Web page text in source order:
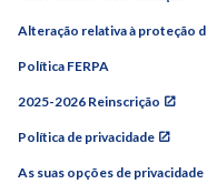
Alteração relativa à proteção
Política FERPA
2025-2026 Reinscrição
Política de privacidade
As suas opções de privacidade